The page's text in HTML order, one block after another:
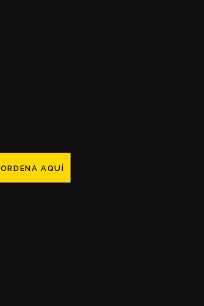
ORDENA AQUÍ